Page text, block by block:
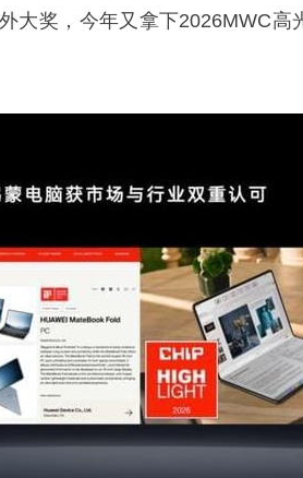
大奖，今年又拿下2026MWC高